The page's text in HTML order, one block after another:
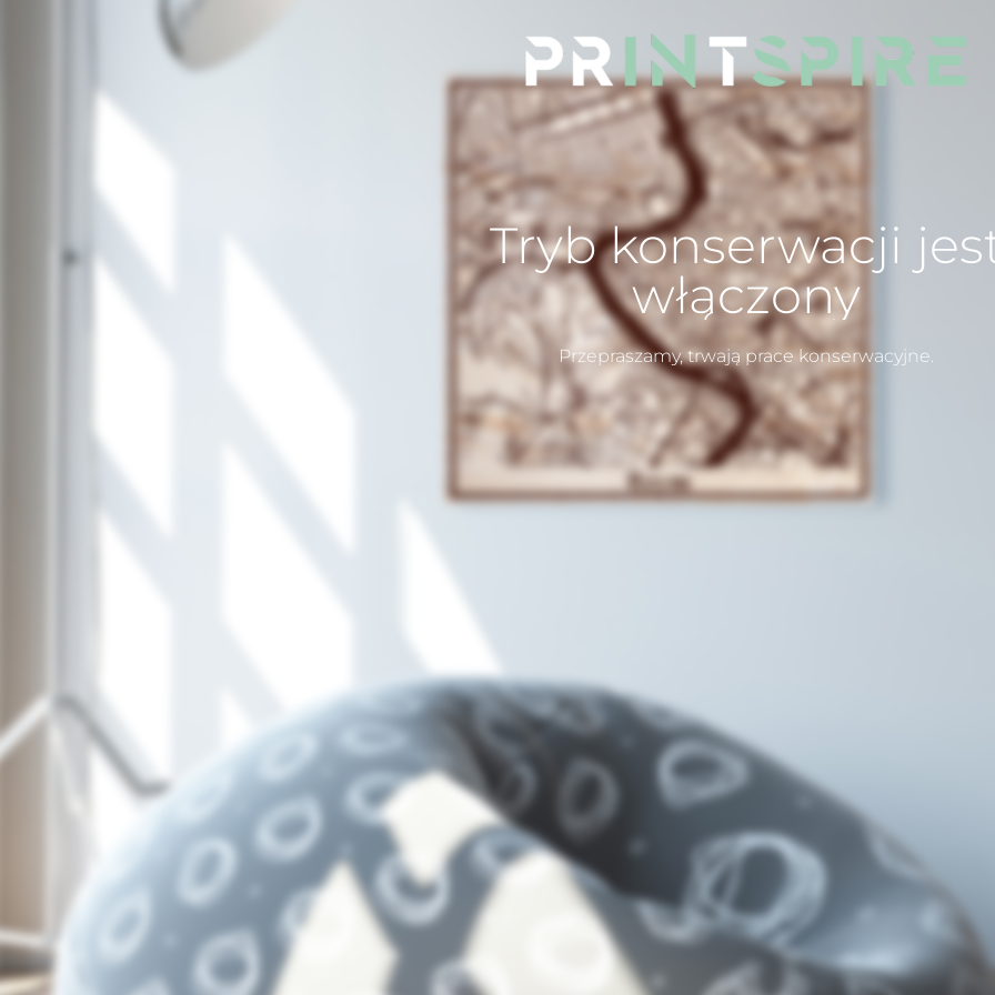
Tryb konserwacji
włączony
Przepraszamy, trwają prace konserwacyjne.